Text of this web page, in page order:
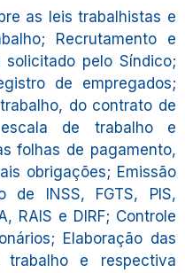
as leis trabalhistas e
Recrutamento e
pelo Síndico;
de empregados;
do contrato de
de trabalho e
folhas de pagamento,
obrigações; Emissão
de INSS, FGTS, PIS,
RAIS e DIRF; Controle
Elaboração das
e respectiva